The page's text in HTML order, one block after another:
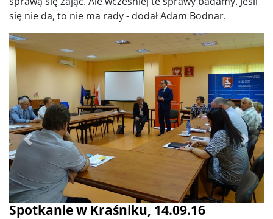
się nie da, to nie ma rady - dodał Adam Bodnar.
Spotkanie w Kraśniku, 14.09.16
Poprzednie Dalej